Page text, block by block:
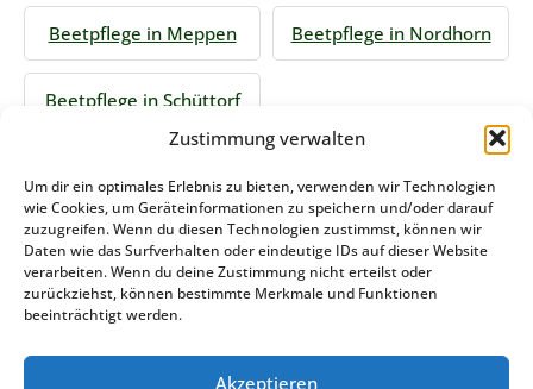
Zustimmung verwalten
Um dir ein optimales Erlebnis zu bieten, verwenden wir Technologien
wie Cookies, um Geräteinformationen zu speichern und/oder darauf
zuzugreifen. Wenn du diesen Technologien zustimmst, können wir
Daten wie das Surfverhalten oder eindeutige IDs auf dieser Website
verarbeiten. Wenn du deine Zustimmung nicht erteilst oder
zurückziehst, können bestimmte Merkmale und Funktionen
beeinträchtigt werden.
Akzeptieren
Beetpflege in Meppen Beetpflege in Nordhorn
Beetpflege in Schüttorf
Jetzt Anfrage stellen
Zum Formular
Das könnte Sie auch interessieren